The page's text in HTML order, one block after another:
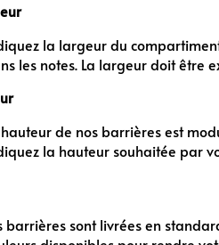
la largeur du
les notes. La largeur doit être
hauteur de nos barrières est
la hauteur souhaitée par
barrières sont livrées en